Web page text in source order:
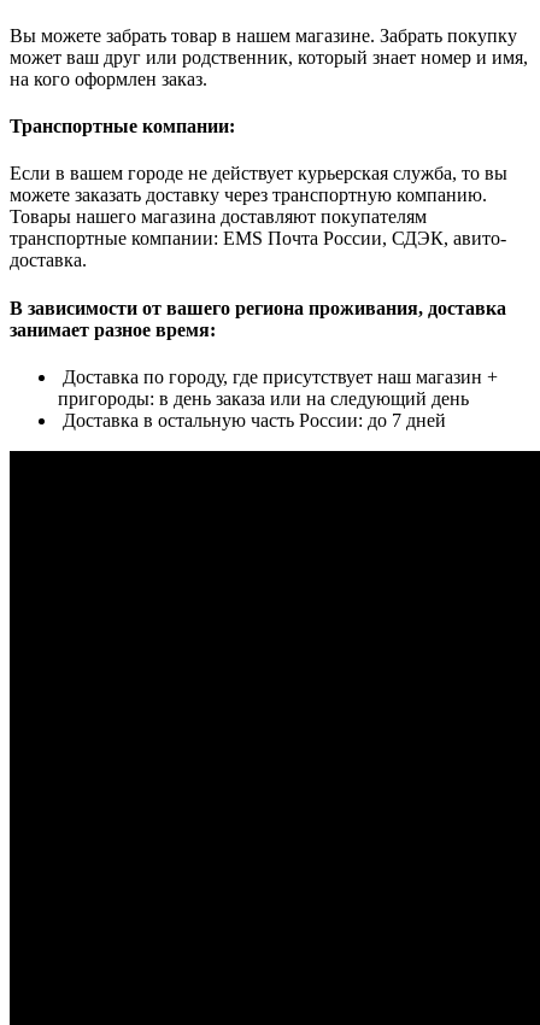
Вы можете забрать товар в нашем магазине. Забрать покупку
может ваш друг или родственник, который знает номер и имя,
на кого оформлен заказ.
Транспортные компании:
Если в вашем городе не действует курьерская служба, то вы
можете заказать доставку через транспортную компанию.
Товары нашего магазина доставляют покупателям
транспортные компании: EMS Почта России, СДЭК, авито-
доставка.
В зависимости от вашего региона проживания, доставка
занимает разное время:
Доставка по городу, где присутствует наш магазин +
пригороды: в день заказа или на следующий день
Доставка в остальную часть России: до 7 дней